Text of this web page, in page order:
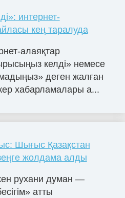
интернет-
кең таралуда
алаяқтар
келді» немесе
деген жалған
хабарламалары а...
Шығыс Қазақстан
жолдама алды
рухани думан —
атты